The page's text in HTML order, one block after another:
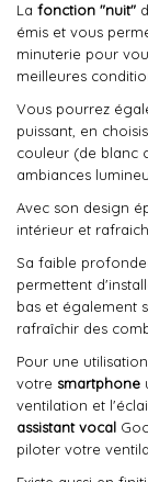
La fonction "nuit"
émis et vous
minuterie pour
meilleures
Vous pourrez
puissant, en
couleur (de blanc
ambiances
Avec son design
intérieur et
Sa faible
permettent
bas et également
rafraîchir des
Pour une
votre smartphone
ventilation et
assistant vocal
piloter votre